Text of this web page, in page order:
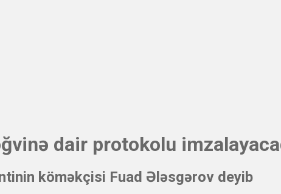
dair protokolu
köməkçisi Fuad Ələsgərov deyib